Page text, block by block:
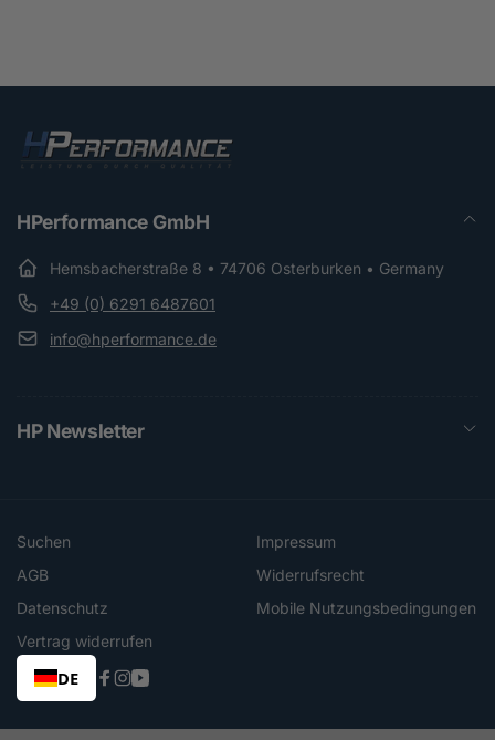
HPerformance GmbH
Hemsbacherstraße 8 • 74706 Osterburken • Germany
+49 (0) 6291 6487601
info@hperformance.de
HP Newsletter
Suchen
Impressum
AGB
Widerrufsrecht
Datenschutz
Mobile Nutzungsbedingungen
Vertrag widerrufen
DE
Facebook
Instagram
YouTube